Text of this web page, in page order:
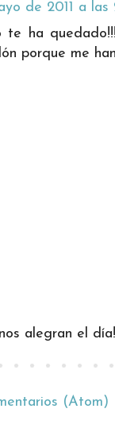
de 2011 a las
te ha
porque me
alegran el
(Atom)